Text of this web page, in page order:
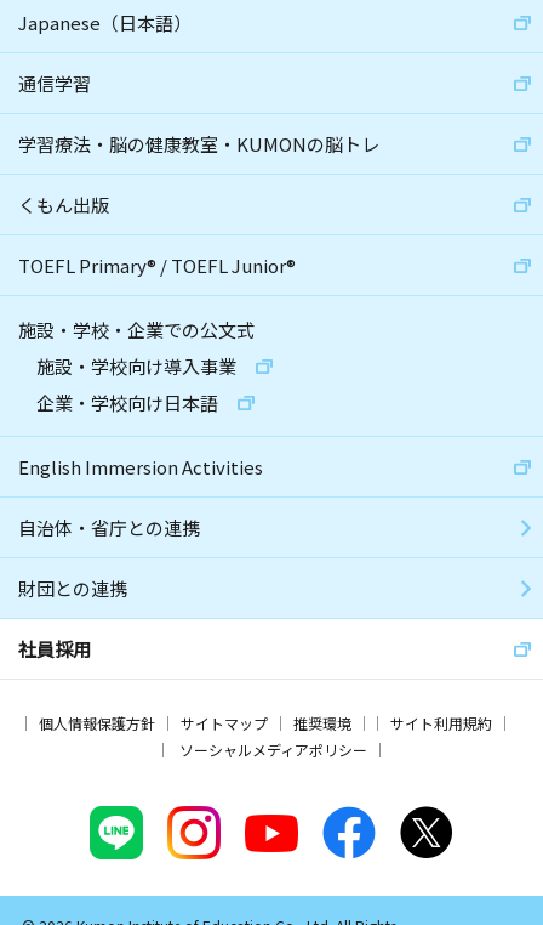
Japanese（日本語）
通信学習
学習療法・脳の健康教室・KUMONの脳トレ
くもん出版
TOEFL Primary® /TOEFL Junior®
施設・学校・企業での公文式
施設・学校向け導入事業
企業・学校向け日本語
English Immersion Activities
自治体・省庁との連携
財団との連携
社員採用
個人情報保護方針 サイトマップ 推奨環境
サイト利用規約
ソーシャルメディアポリシー